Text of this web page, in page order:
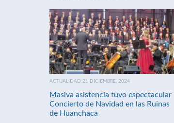
ACTUALIDAD 21 DICIEMBRE, 2024
Masiva asistencia tuvo espectacular
Concierto de Navidad en las Ruinas
de Huanchaca